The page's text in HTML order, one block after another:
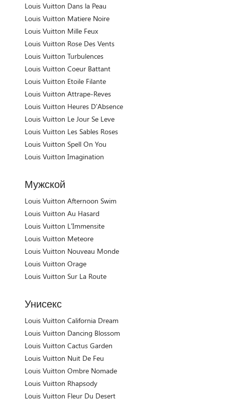
Louis Vuitton Dans la Peau
Louis Vuitton Matiere Noire
Louis Vuitton Mille Feux
Louis Vuitton Rose Des Vents
Louis Vuitton Turbulences
Louis Vuitton Coeur Battant
Louis Vuitton Etoile Filante
Louis Vuitton Attrape-Reves
Louis Vuitton Heures D'Absence
Louis Vuitton Le Jour Se Leve
Louis Vuitton Les Sables Roses
Louis Vuitton Spell On You
Louis Vuitton Imagination
Мужской
Louis Vuitton Afternoon Swim
Louis Vuitton Au Hasard
Louis Vuitton L’Immensite
Louis Vuitton Meteore
Louis Vuitton Nouveau Monde
Louis Vuitton Orage
Louis Vuitton Sur La Route
Унисекс
Louis Vuitton California Dream
Louis Vuitton Dancing Blossom
Louis Vuitton Cactus Garden
Louis Vuitton Nuit De Feu
Louis Vuitton Ombre Nomade
Louis Vuitton Rhapsody
Louis Vuitton Fleur Du Desert